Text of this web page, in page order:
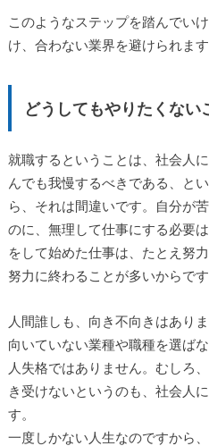
このようなステップを踏んでい
け、合わない業界を避けられます
どうしてもやりたくない
就職するということは、社会人
んでも我慢するべきである、と
ら、それは間違いです。自分が
のに、無理して仕事にする必要
をして始めた仕事は、たとえ努
努力に終わることが多いからです
人間誰しも、向き不向きはあり
向いていない業種や職種を選ば
人失格ではありません。むしろ
き受けないというのも、社会人
す。
一度しかない人生なのですから